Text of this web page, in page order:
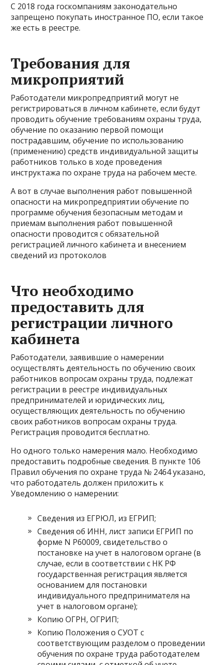
С 2018 года госкомпаниям законодательно
запрещено покупать иностранное ПО, если такое
же есть в реестре.
Требования для
микроприятий
Работодатели микропредприятий могут не
регистрироваться в личном кабинете, если будут
проводить обучение требованиям охраны труда,
обучение по оказанию первой помощи
пострадавшим, обучение по использованию
(применению) средств индивидуальной защиты
работников только в ходе проведения
инструктажа по охране труда на рабочем месте.
А вот в случае выполнения работ повышенной
опасности на микропредприятии обучение по
программе обучения безопасным методам и
приемам выполнения работ повышенной
опасности проводится с обязательной
регистрацией личного кабинета и внесением
сведений из протоколов
Что необходимо
предоставить для
регистрации личного
кабинета
Работодатели, заявившие о намерении
осуществлять деятельность по обучению своих
работников вопросам охраны труда, подлежат
регистрации в реестре индивидуальных
предпринимателей и юридических лиц,
осуществляющих деятельность по обучению
своих работников вопросам охраны труда.
Регистрация проводится бесплатно.
Но одного только намерения мало. Необходимо
предоставить подробные сведения. В пункте 106
Правил обучения по охране труда № 2464 указано,
что работодатель должен приложить к
Уведомлению о намерении:
Сведения из ЕГРЮЛ, из ЕГРИП;
Сведения об ИНН, лист записи ЕГРИП по
форме N Р60009, свидетельство о
постановке на учет в налоговом органе (в
случае, если в соответствии с НК РФ
государственная регистрация является
основанием для постановки
индивидуального предпринимателя на
учет в налоговом органе);
Копию ОГРН, ОГРИП;
Копию Положения о СУОТ с
соответствующим разделом о проведении
обучения по охране труда работодателем